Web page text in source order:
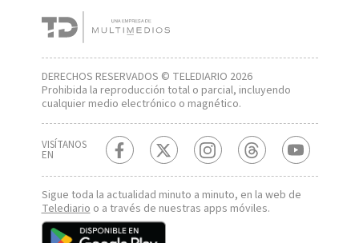
DERECHOS RESERVADOS © TELEDIARIO 2026
Prohibida la reproducción total o parcial, incluyendo
cualquier medio electrónico o magnético.
VISÍTANOS
EN
Sigue toda la actualidad minuto a minuto, en la web de
Telediarioo a través de nuestras apps móviles.